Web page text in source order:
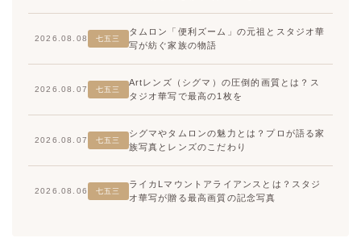
2026.08.08 七五三
タムロン「便利ズーム」の元祖とスタジオ華
写が紡ぐ家族の物語
2026.08.07 七五三
Artレンズ（シグマ）の圧倒的画質とは？ス
タジオ華写で最高の1枚を
2026.08.07 七五三
シグマやタムロンの魅力とは？プロが語る家
族写真とレンズのこだわり
2026.08.06 七五三
ライカLマウントアライアンスとは？スタジ
オ華写が贈る最高画質の記念写真